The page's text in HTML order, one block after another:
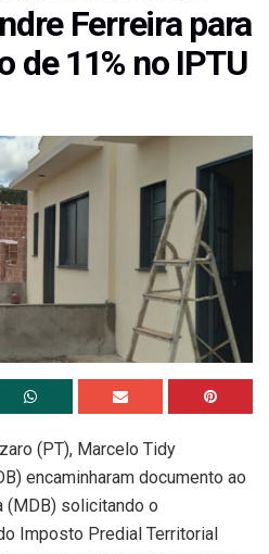
Ferreira para
de 11% no IPTU
(PT), Marcelo Tidy
encaminharam documento ao
(MDB) solicitando o
Imposto Predial Territorial